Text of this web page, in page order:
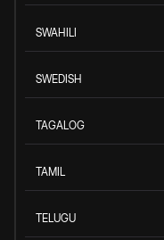
SWAHILI
SWEDISH
TAGALOG
TAMIL
TELUGU